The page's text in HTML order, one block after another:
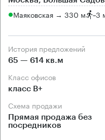
Маяковская → 330 м ~3
История предложений
65 — 614 кв.м
Класс офисов
класс B+
Схема продажи
Прямая продажа без
посредников